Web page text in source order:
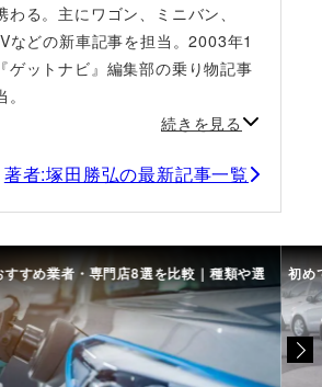
わる。主にワゴン、ミニバン、
などの新車記事を担当。2003年1
ゲットナビ』編集部の乗り物記事
続きを見る
著者:塚田勝弘の最新記事一覧
すめ業者・専門店8選を比較｜種類や選 初め